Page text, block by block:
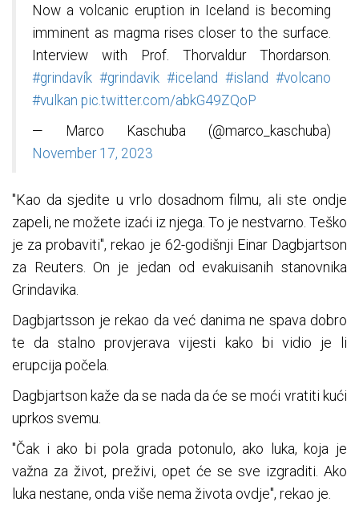
Now a volcanic eruption in Iceland is becoming
imminent as magma rises closer to the surface.
Interview with Prof. Thorvaldur Thordarson.
#grindavík #grindavik #iceland #island #volcano
#vulkan pic.twitter.com/abkG49ZQoP
— Marco Kaschuba (@marco_kaschuba)
November 17, 2023
"Kao da sjedite u vrlo dosadnom filmu, ali ste ondje
zapeli, ne možete izaći iz njega. To je nestvarno. Teško
je za probaviti", rekao je 62-godišnji Einar Dagbjartson
za Reuters. On je jedan od evakuisanih stanovnika
Grindavika.
Dagbjartsson je rekao da već danima ne spava dobro
te da stalno provjerava vijesti kako bi vidio je li
erupcija počela.
Dagbjartson kaže da se nada da će se moći vratiti kući
uprkos svemu.
"Čak i ako bi pola grada potonulo, ako luka, koja je
važna za život, preživi, opet će se sve izgraditi. Ako
luka nestane, onda više nema života ovdje", rekao je.